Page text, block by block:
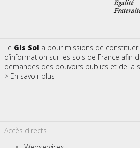
Le Gis Sol a pour missions de
d’information sur les sols de France afin
demandes des pouvoirs publics et de la
> En savoir plus
Accès directs